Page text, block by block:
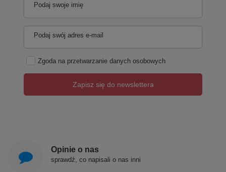
Podaj swoje imię
Podaj swój adres e-mail
Zgoda na przetwarzanie danych osobowych
Zapisz się do newslettera
Opinie o nas
sprawdź, co napisali o nas inni